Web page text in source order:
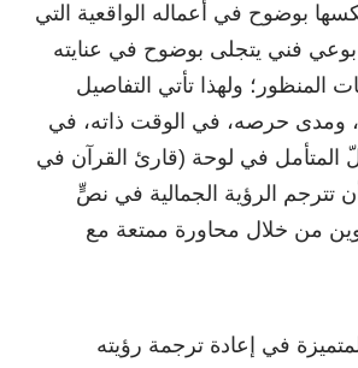
بوضوح في أعماله الواقعية التي
بوعي فني يتجلى بوضوح في عنايته
المنظور؛ ولهذا تأتي التفاصيل
ومدى حرصه، في الوقت ذاته، في
المتأمل في لوحة (قارئ القرآن في
الرؤية الجمالية في نصٍّ
من خلال محاورة ممتعة مع
في إعادة ترجمة رؤيته